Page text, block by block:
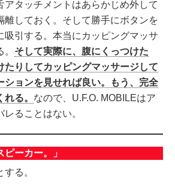
アタッチメントはあらかじめ外して
離しておく。そして勝手にボタンを
吸引する。本当にカッピングマッサ
そして実際に、腹にくっつけた
たりしてカッピングマッサージして
ションを見せれば良い。もう、完全
る。 なので、U.F.O. MOBILEはア
ることはない。
ピーカー。」
る。